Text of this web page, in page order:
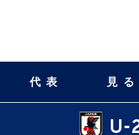
代表 見る
U-